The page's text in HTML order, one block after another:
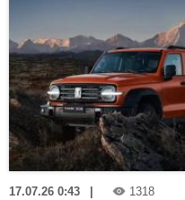
17.07.26 0:43 1318